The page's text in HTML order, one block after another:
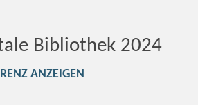
Bibliothek 2024
ANZEIGEN